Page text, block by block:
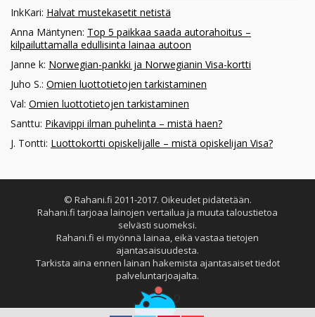
InkKari: Halvat mustekasetit netistä
Anna Mäntynen: Top 5 paikkaa saada autorahoitus –
kilpailuttamalla edullisinta lainaa autoon
Janne k: Norwegian-pankki ja Norwegianin Visa-kortti
Juho S.: Omien luottotietojen tarkistaminen
Val: Omien luottotietojen tarkistaminen
Santtu: Pikavippi ilman puhelinta – mistä haen?
J. Tontti: Luottokortti opiskelijalle – mistä opiskelijan Visa?
© Rahani.fi 2011-2017. Oikeudet pidätetään.
Rahani.fi tarjoaa lainojen vertailua ja muuta taloustietoa
selvästi suomeksi.
Rahani.fi ei myönnä lainaa, eikä vastaa tietojen
ajantasaisuudesta.
Tarkista aina ennen lainan hakemista ajantasaiset tiedot
palveluntarjoajalta.